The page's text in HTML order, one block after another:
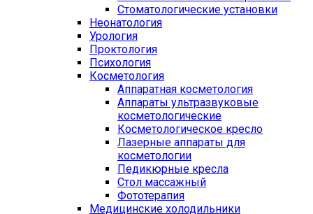
Стоматологические установки
Неонатология
Урология
Проктология
Психология
Косметология
Аппаратная косметология
Аппараты ультразвуковые
косметологические
Косметологическое кресло
Лазерные аппараты для
косметологии
Педикюрные кресла
Стол массажный
Фототерапия
Медицинские холодильники